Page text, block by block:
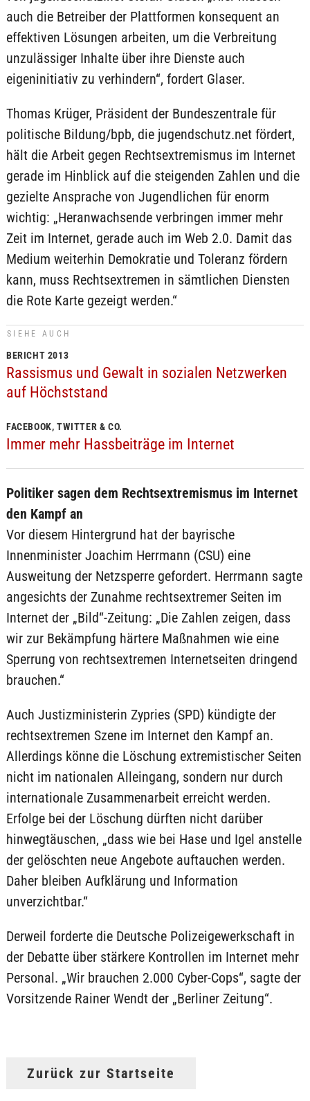
auch die Betreiber der Plattformen konsequent an
effektiven Lösungen arbeiten, um die Verbreitung
unzulässiger Inhalte über ihre Dienste auch
eigeninitiativ zu verhindern“, fordert Glaser.
Thomas Krüger, Präsident der Bundeszentrale für
politische Bildung/bpb, die jugendschutz.net fördert,
hält die Arbeit gegen Rechtsextremismus im Internet
gerade im Hinblick auf die steigenden Zahlen und die
gezielte Ansprache von Jugendlichen für enorm
wichtig: „Heranwachsende verbringen immer mehr
Zeit im Internet, gerade auch im Web 2.0. Damit das
Medium weiterhin Demokratie und Toleranz fördern
kann, muss Rechtsextremen in sämtlichen Diensten
die Rote Karte gezeigt werden.“
SIEHE AUCH
BERICHT 2013
Rassismus und Gewalt in sozialen Netzwerken
auf Höchststand
FACEBOOK, TWITTER & CO.
Immer mehr Hassbeiträge im Internet
Politiker sagen dem Rechtsextremismus im Internet
den Kampf an
Vor diesem Hintergrund hat der bayrische
Innenminister Joachim Herrmann (CSU) eine
Ausweitung der Netzsperre gefordert. Herrmann sagte
angesichts der Zunahme rechtsextremer Seiten im
Internet der „Bild“-Zeitung: „Die Zahlen zeigen, dass
wir zur Bekämpfung härtere Maßnahmen wie eine
Sperrung von rechtsextremen Internetseiten dringend
brauchen.“
Auch Justizministerin Zypries (SPD) kündigte der
rechtsextremen Szene im Internet den Kampf an.
Allerdings könne die Löschung extremistischer Seiten
nicht im nationalen Alleingang, sondern nur durch
internationale Zusammenarbeit erreicht werden.
Erfolge bei der Löschung dürften nicht darüber
hinwegtäuschen, „dass wie bei Hase und Igel anstelle
der gelöschten neue Angebote auftauchen werden.
Daher bleiben Aufklärung und Information
unverzichtbar.“
Derweil forderte die Deutsche Polizeigewerkschaft in
der Debatte über stärkere Kontrollen im Internet mehr
Personal. „Wir brauchen 2.000 Cyber-Cops“, sagte der
Vorsitzende Rainer Wendt der „Berliner Zeitung“.
Zurück zur Startseite